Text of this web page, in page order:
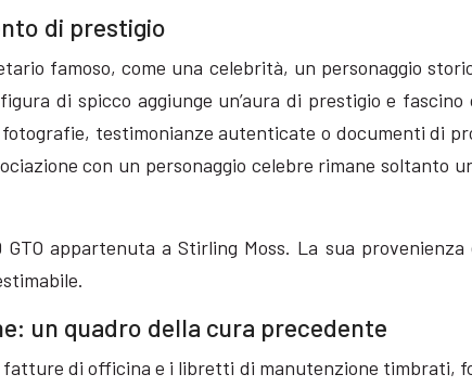
di prestigio
famoso, come una celebrità, un personaggio
di spicco aggiunge un’aura di prestigio e
testimonianze autenticate o documenti di
con un personaggio celebre rimane
appartenuta a Stirling Moss. La sua
un quadro della cura precedente
di officina e i libretti di manutenzione timbrati,